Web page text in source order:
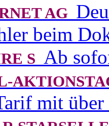
AG
beim
S Ab
mit